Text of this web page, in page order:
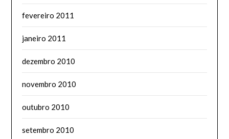
fevereiro 2011
janeiro 2011
dezembro 2010
novembro 2010
outubro 2010
setembro 2010